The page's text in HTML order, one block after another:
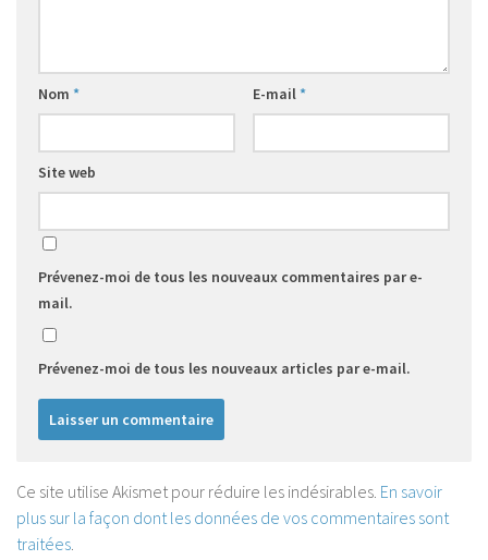
Nom * E-mail*
Site web
Prévenez-moi de tous les nouveaux commentaires par e-
mail.
Prévenez-moi de tous les nouveaux articles par e-mail.
Ce site utilise Akismet pour réduire les indésirables. En savoir
plus sur la façon dont les données de vos commentaires sont
traitées.